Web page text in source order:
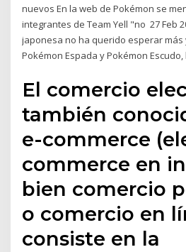
nuevos En la web de Pokémon se
integrantes de Team Yell "no 27 Feb
japonesa no ha querido esperar más
Pokémon Espada y Pokémon
El comercio
también
e-commerce​
commerce en
bien comercio
o comercio en
consiste en la